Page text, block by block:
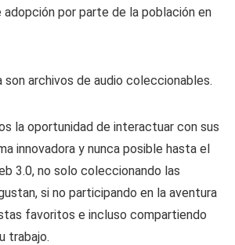
por parte de la población en
son archivos de audio coleccionables.
la oportunidad de interactuar con sus
innovadora y nunca posible hasta el
3.0, no solo coleccionando las
si no participando en la aventura
favoritos e incluso compartiendo
trabajo.